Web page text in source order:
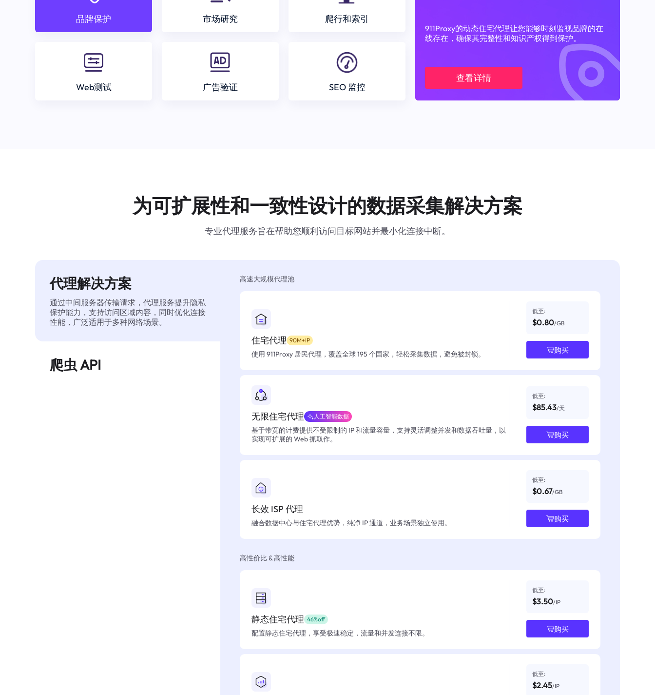
品牌保护 市场研究 爬行和索引
Web测试 广告验证 SEO 监控
911Proxy的动态住宅代理让您能够时刻监视品牌的在
线存在，确保其完整性和知识产权得到保护。
查看详情
为可扩展性和一致性设计的数据采集解决方案
专业代理服务旨在帮助您顺利访问目标网站并最小化连接中断。
代理解决方案
通过中间服务器传输请求，代理服务提升隐私
保护能力，支持访问区域内容，同时优化连接
性能，广泛适用于多种网络场景。
爬虫 API
高速大规模代理池
住宅代理 90M+IP
使用 911Proxy 居民代理，覆盖全球 195 个国家，轻松采集数据，避免被封锁。
低至:
$0.80/GB
购买
无限住宅代理 人工智能数据
基于带宽的计费提供不受限制的 IP 和流量容量，支持灵活调整并发和数据吞吐量，以
实现可扩展的 Web 抓取作。
低至:
$85.43/天
购买
长效 ISP 代理
融合数据中心与住宅代理优势，纯净 IP 通道，业务场景独立使用。
低至:
$0.67/GB
购买
高性价比 & 高性能
静态住宅代理 46%off
配置静态住宅代理，享受极速稳定，流量和并发连接不限。
低至:
$3.50/IP
购买
低至:
$2.45/IP